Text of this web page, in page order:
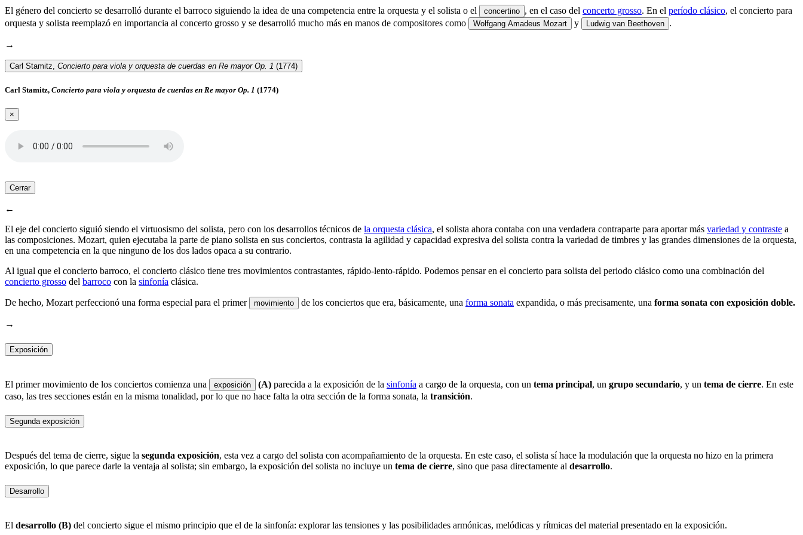
El género del concierto se desarrolló durante el barroco siguiendo la idea de una competencia entre la orquesta y el solista o el concertino , en el caso del concerto grosso. En el período clásico, el concierto para
orquesta y solista reemplazó en importancia al concerto grosso y se desarrolló mucho más en manos de compositores como
Wolfgang Amadeus Mozart y Ludwig van Beethoven .
→
Carl Stamitz, Concierto para viola y orquesta de cuerdas en Re mayor Op. 1 (1774)
Carl Stamitz, Concierto para viola y orquesta de cuerdas en Re mayor Op. 1 (1774)
×
Cerrar
←
El eje del concierto siguió siendo el virtuosismo del solista, pero con los desarrollos técnicos de la orquesta clásica, el solista ahora contaba con una verdadera contraparte para aportar más variedad y contraste a
las composiciones. Mozart, quien ejecutaba la parte de piano solista en sus conciertos, contrasta la agilidad y capacidad expresiva del solista contra la variedad de timbres y las grandes dimensiones de la orquesta,
en una competencia en la que ninguno de los dos lados opaca a su contrario.
Al igual que el concierto barroco, el concierto clásico tiene tres movimientos contrastantes, rápido-lento-rápido. Podemos pensar en el concierto para solista del periodo clásico como una combinación del
concierto grosso del barroco con la sinfonía clásica.
De hecho, Mozart perfeccionó una forma especial para el primer movimiento de los conciertos que era, básicamente, una forma sonata expandida, o más precisamente, una forma sonata con exposición doble.
→
Exposición
El primer movimiento de los conciertos comienza una exposición (A) parecida a la exposición de la sinfonía a cargo de la orquesta, con un tema principal, un grupo secundario, y un tema de cierre. En este
caso, las tres secciones están en la misma tonalidad, por lo que no hace falta la otra sección de la forma sonata, la transición.
Segunda exposición
Después del tema de cierre, sigue la segunda exposición, esta vez a cargo del solista con acompañamiento de la orquesta. En este caso, el solista sí hace la modulación que la orquesta no hizo en la primera
exposición, lo que parece darle la ventaja al solista; sin embargo, la exposición del solista no incluye un tema de cierre, sino que pasa directamente al desarrollo.
Desarrollo
El desarrollo (B) del concierto sigue el mismo principio que el de la sinfonía: explorar las tensiones y las posibilidades armónicas, melódicas y rítmicas del material presentado en la exposición.